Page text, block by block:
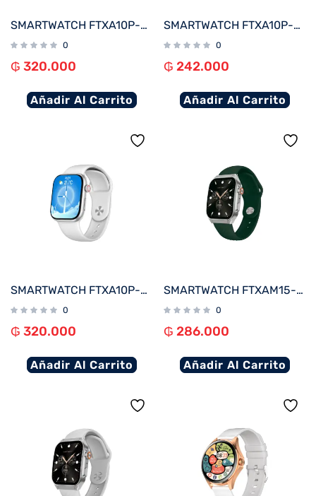
SMARTWATCH FTXA10P-RGPK 48MM ROSE GOLD/ROSA ANDROID/IOS/BT/FREC. CARD
0
₲ 320.000
Añadir Al Carrito
SMARTWATCH FTXA10P-SVLB 48MM PLATA/AZUL CLARO ANDROID/IOS/BT/FREC. CARD
0
₲ 242.000
Añadir Al Carrito
SMARTWATCH FTXA10P-SVW 48MM PLATA/GRIS ANDROID/IOS/BT/FREC. CARD
0
₲ 320.000
Añadir Al Carrito
SMARTWATCH FTXAM15-SVGRE 51MM PLATA/VERDE ANDROID/IOS/BT/FREC. CARD
0
₲ 286.000
Añadir Al Carrito